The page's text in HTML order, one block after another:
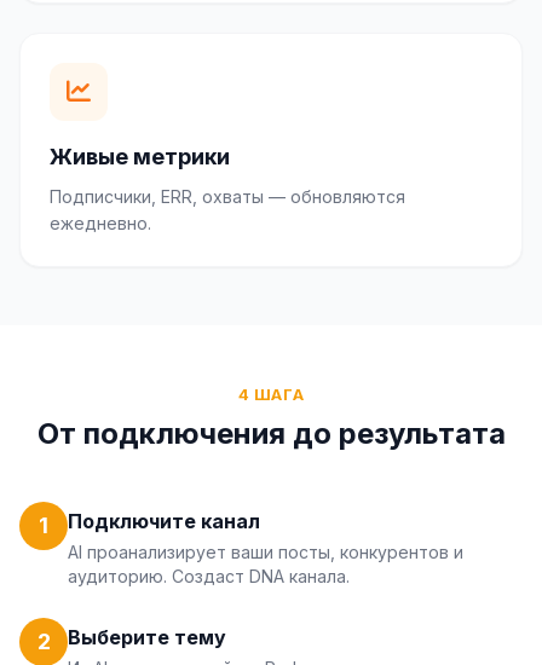
Живые метрики
Подписчики, ERR, охваты — обновляются
ежедневно.
4 ШАГА
От подключения до результата
1 Подключите канал
AI проанализирует ваши посты, конкурентов и
аудиторию. Создаст DNA канала.
2 Выберите тему